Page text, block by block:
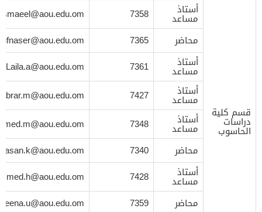
قسم كلية
دراسات
الحاسوب
أستاذ
مساعد 7358
محاضر
7365
أستاذ
مساعد 7361
Laila.a@aou.edu.om
أستاذ
مساعد 7427
abrar.m@aou.edu.om
أستاذ
مساعد 7348
محاضر
7340
أستاذ
مساعد 7428
محاضر
7359
neena.u@aou.edu.om